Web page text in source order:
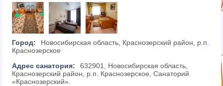
Город:
Новосибирская область, Краснозерский район, р.п.
Краснозерское
Адрес санатория:
632901, Новосибирская область,
Краснозерский район, р.п. Краснозерское, Санаторий
«Краснозерский».